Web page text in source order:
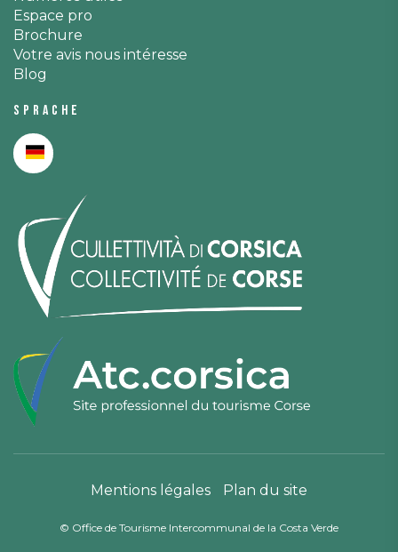
Espace pro
Brochure
Votre avis nous intéresse
Blog
Sprache
Mentions légales Plan du site
© Office de Tourisme Intercommunal de la Costa Verde